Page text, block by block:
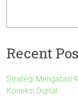
Recent
Strategi Mengatasi
Koneksi Digital